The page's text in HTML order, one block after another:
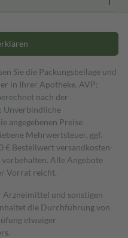
Sie die Packungsbeilage und
in Ihrer Apotheke. AVP:
nach der
Unverbindliche
angegebenen Preise
Mehrwertsteuer, ggf.
€ Bestell­wert versand­kosten­
Alle Angebote
Vorrat reicht.
Arzneimittel und sonstigen
die Durchführung von
etwaiger